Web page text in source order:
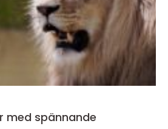
med spännande